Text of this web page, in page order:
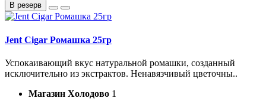
В резерв
Jent Cigar Ромашка 25гр
Успокаивающий вкус натуральной ромашки, созданный
исключительно из экстрактов. Ненавязчивый цветочны..
Магазин Холодово 1